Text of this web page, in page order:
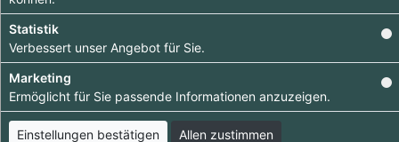
Premium-Eintrag!
Statistik
Verbessert unser Angebot für Sie.
Marketing
Ermöglicht für Sie passende Informationen anzuzeigen.
Einstellungen bestätigen Allen zustimmen